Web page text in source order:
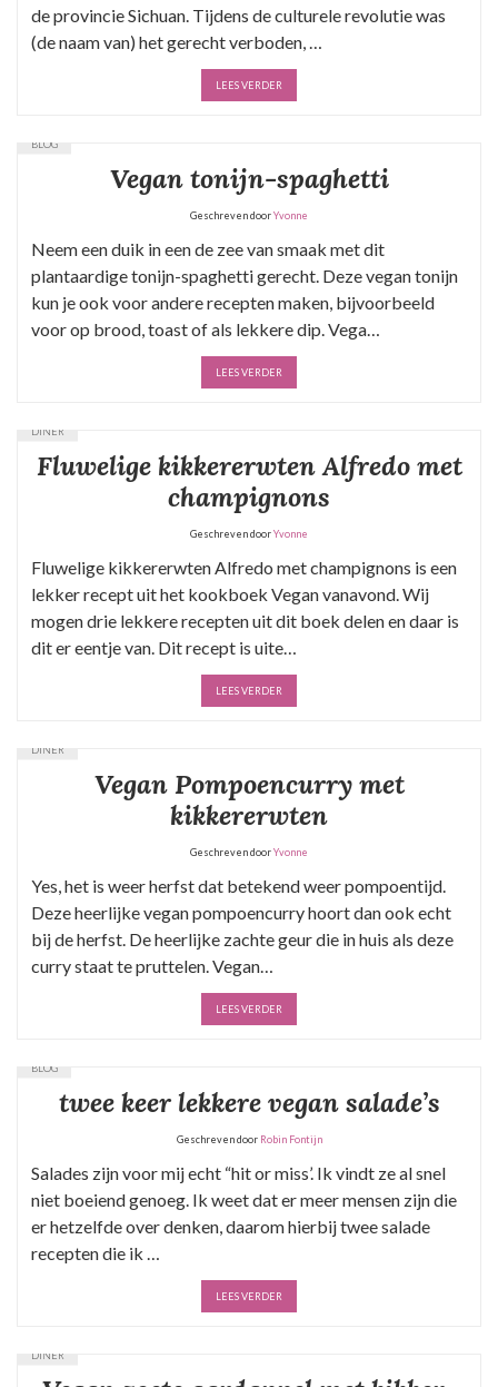
de provincie Sichuan. Tijdens de culturele revolutie was
(de naam van) het gerecht verboden, …
LEES VERDER
BLOG
Vegan tonijn-spaghetti
Geschreven doorYvonne
Neem een duik in een de zee van smaak met dit
plantaardige tonijn-spaghetti gerecht. Deze vegan tonijn
kun je ook voor andere recepten maken, bijvoorbeeld
voor op brood, toast of als lekkere dip. Vega…
LEES VERDER
DINER
Fluwelige kikkererwten Alfredo met
champignons
Geschreven doorYvonne
Fluwelige kikkererwten Alfredo met champignons is een
lekker recept uit het kookboek Vegan vanavond. Wij
mogen drie lekkere recepten uit dit boek delen en daar is
dit er eentje van. Dit recept is uite…
LEES VERDER
DINER
Vegan Pompoencurry met
kikkererwten
Geschreven doorYvonne
Yes, het is weer herfst dat betekend weer pompoentijd.
Deze heerlijke vegan pompoencurry hoort dan ook echt
bij de herfst. De heerlijke zachte geur die in huis als deze
curry staat te pruttelen. Vegan…
LEES VERDER
BLOG
twee keer lekkere vegan salade’s
Geschreven door Robin Fontijn
Salades zijn voor mij echt “hit or miss’. Ik vindt ze al snel
niet boeiend genoeg. Ik weet dat er meer mensen zijn die
er hetzelfde over denken, daarom hierbij twee salade
recepten die ik …
LEES VERDER
DINER